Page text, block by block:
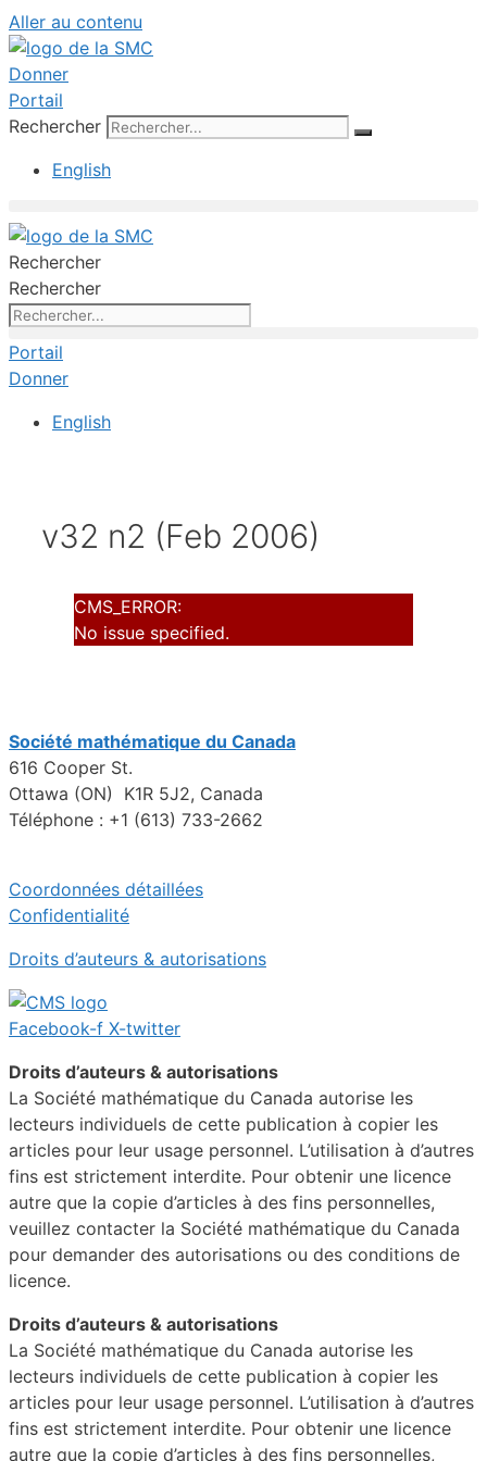
Aller au contenu
Donner
Portail
Rechercher
English
Rechercher
Rechercher
Portail
Donner
English
v32 n2 (Feb 2006)
CMS_ERROR:
No issue specified.
Société mathématique du Canada
616 Cooper St.
Ottawa (ON) K1R 5J2, Canada
Téléphone : +1 (613) 733-2662
Coordonnées détaillées
Confidentialité
Droits d’auteurs & autorisations
Facebook-f X-twitter
Droits d’auteurs & autorisations
La Société mathématique du Canada autorise les
lecteurs individuels de cette publication à copier les
articles pour leur usage personnel. L’utilisation à d’autres
fins est strictement interdite. Pour obtenir une licence
autre que la copie d’articles à des fins personnelles,
veuillez contacter la Société mathématique du Canada
pour demander des autorisations ou des conditions de
licence.
Droits d’auteurs & autorisations
La Société mathématique du Canada autorise les
lecteurs individuels de cette publication à copier les
articles pour leur usage personnel. L’utilisation à d’autres
fins est strictement interdite. Pour obtenir une licence
autre que la copie d’articles à des fins personnelles,